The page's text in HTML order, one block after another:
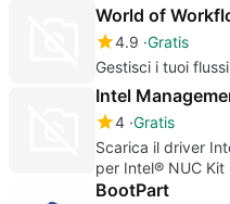
World of
4.9 Gratis
Gestisci i tuoi
4 Gratis
Scarica il driver
per Intel® NUC Kit
NUC6i7KYK
BootPart